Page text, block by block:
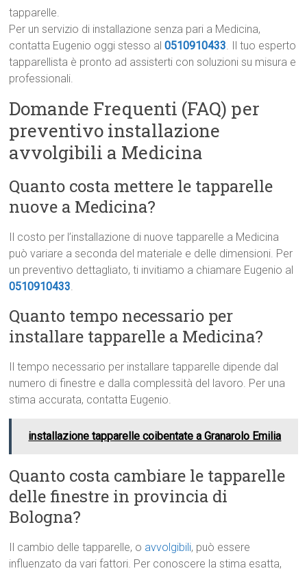
tapparelle.
Per un servizio di installazione senza pari a Medicina,
contatta Eugenio oggi stesso al0510910433. Il tuo esperto
tapparellista è pronto ad assisterti con soluzioni su misura e
professionali.
Domande Frequenti (FAQ) per
preventivo installazione
avvolgibili a Medicina
Quanto costa mettere le tapparelle
nuove a Medicina?
Il costo per l’installazione di nuove tapparelle a Medicina
può variare a seconda del materiale e delle dimensioni. Per
un preventivo dettagliato, ti invitiamo a chiamare Eugenio al
0510910433.
Quanto tempo necessario per
installare tapparelle a Medicina?
Il tempo necessario per installare tapparelle dipende dal
numero di finestre e dalla complessità del lavoro. Per una
stima accurata, contatta Eugenio.
installazione tapparelle coibentate a Granarolo Emilia
Quanto costa cambiare le tapparelle
delle finestre in provincia di
Bologna?
Il cambio delle tapparelle, o avvolgibili, può essere
influenzato da vari fattori. Per conoscere la stima esatta,